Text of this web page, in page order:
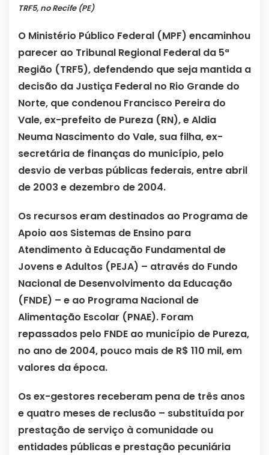
TRF5, no Recife (PE)
O Ministério Público Federal (MPF) encaminhou
parecer ao Tribunal Regional Federal da 5ª
Região (TRF5), defendendo que seja mantida a
decisão da Justiça Federal no Rio Grande do
Norte, que condenou Francisco Pereira do
Vale, ex-prefeito de Pureza (RN), e Aldia
Neuma Nascimento do Vale, sua filha, ex-
secretária de finanças do município, pelo
desvio de verbas públicas federais, entre abril
de 2003 e dezembro de 2004.
Os recursos eram destinados ao Programa de
Apoio aos Sistemas de Ensino para
Atendimento à Educação Fundamental de
Jovens e Adultos (PEJA) – através do Fundo
Nacional de Desenvolvimento da Educação
(FNDE) – e ao Programa Nacional de
Alimentação Escolar (PNAE). Foram
repassados pelo FNDE ao município de Pureza,
no ano de 2004, pouco mais de R$ 110 mil, em
valores da época.
Os ex-gestores receberam pena de três anos
e quatro meses de reclusão – substituída por
prestação de serviço à comunidade ou
entidades públicas e prestação pecuniária